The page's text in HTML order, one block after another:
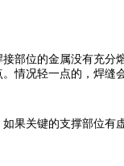
位的金属没有充分
情况轻一点的，焊缝
关键的支撑部位有